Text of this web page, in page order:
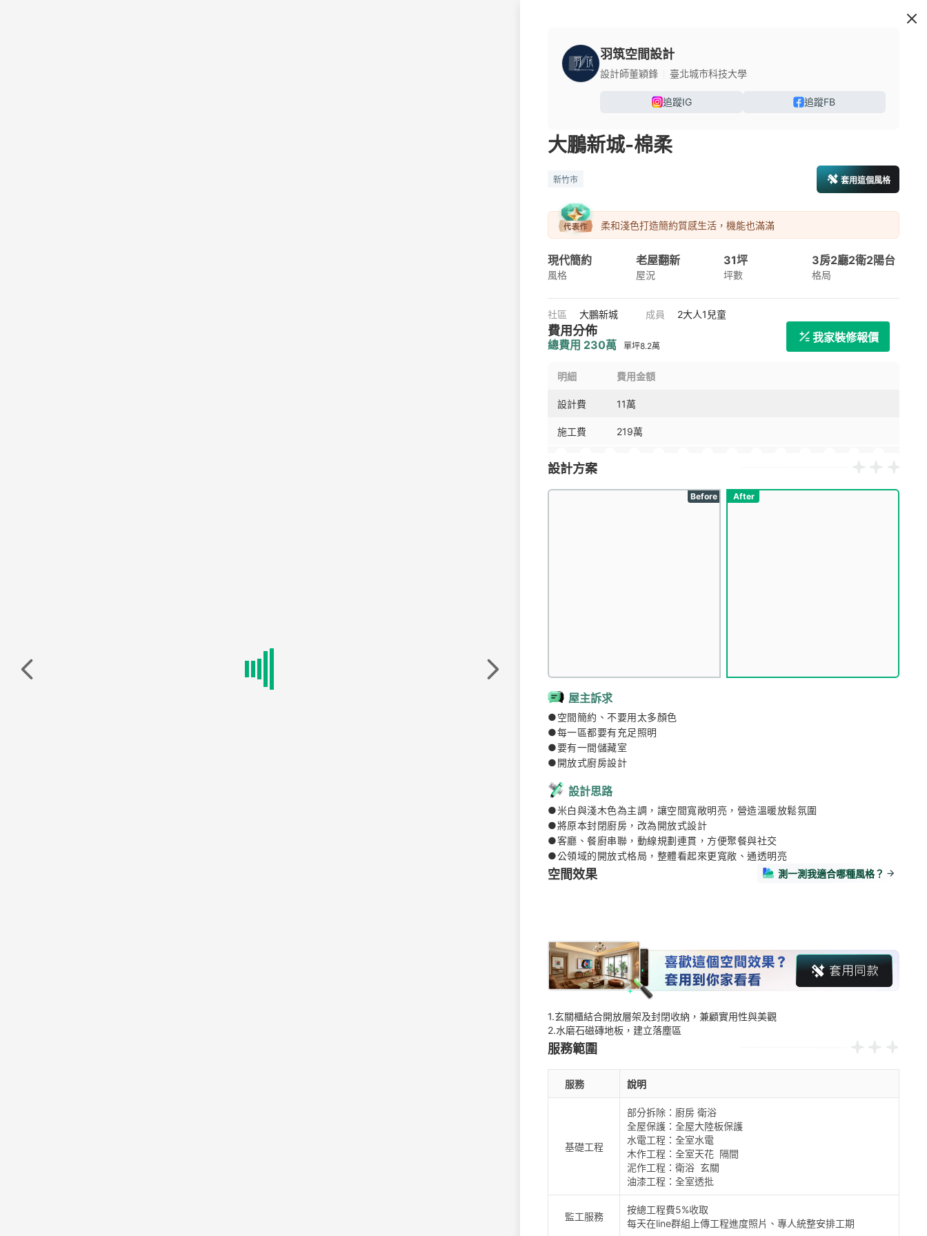
羽筑空間設計
設計師董穎鋒 臺北城市科技大學
追蹤IG 追蹤FB
大鵬新城-棉柔
新竹市 套用這個風格
柔和淺色打造簡約質感生活，機能也滿滿
現代簡約
風格
老屋翻新
屋況
31坪
坪數
3房2廳2衛2陽台
格局
社區 大鵬新城 成員 2大人1兒童
費用分佈
總費用 230萬 單坪8.2萬
我家裝修報價
明細 費用金額
設計費 11萬
施工費 219萬
設計方案
Before After
屋主訴求
●空間簡約、不要用太多顏色
●每一區都要有充足照明
●要有一間儲藏室
●開放式廚房設計
設計思路
●米白與淺木色為主調，讓空間寬敞明亮，營造溫暖放鬆氛圍
●將原本封閉廚房，改為開放式設計
●客廳、餐廚串聯，動線規劃連貫，方便聚餐與社交
●公領域的開放式格局，整體看起來更寬敞、通透明亮
空間效果 測一測我適合哪種風格？
1.玄關櫃結合開放層架及封閉收納，兼顧實用性與美觀
2.水磨石磁磚地板，建立落塵區
服務範圍
服務 說明
基礎工程
部分拆除：廚房 衛浴
全屋保護：全屋大陸板保護
水電工程：全室水電
木作工程：全室天花  隔間
泥作工程：衛浴  玄關
油漆工程：全室透批
監工服務
按總工程費5%收取
每天在line群組上傳工程進度照片、專人統整安排工期